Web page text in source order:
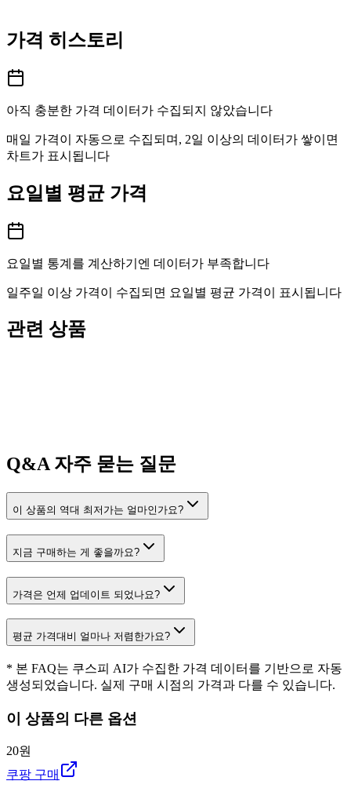
가격 히스토리
아직 충분한 가격 데이터가 수집되지 않았습니다
매일 가격이 자동으로 수집되며, 2일 이상의 데이터가 쌓이면
차트가 표시됩니다
요일별 평균 가격
요일별 통계를 계산하기엔 데이터가 부족합니다
일주일 이상 가격이 수집되면 요일별 평균 가격이 표시됩니다
관련 상품
Q&A자주 묻는 질문
이 상품의 역대 최저가는 얼마인가요?
지금 구매하는 게 좋을까요?
가격은 언제 업데이트 되었나요?
평균 가격대비 얼마나 저렴한가요?
* 본 FAQ는 쿠스피 AI가 수집한 가격 데이터를 기반으로 자동
생성되었습니다. 실제 구매 시점의 가격과 다를 수 있습니다.
이 상품의 다른 옵션
20원
쿠팡 구매